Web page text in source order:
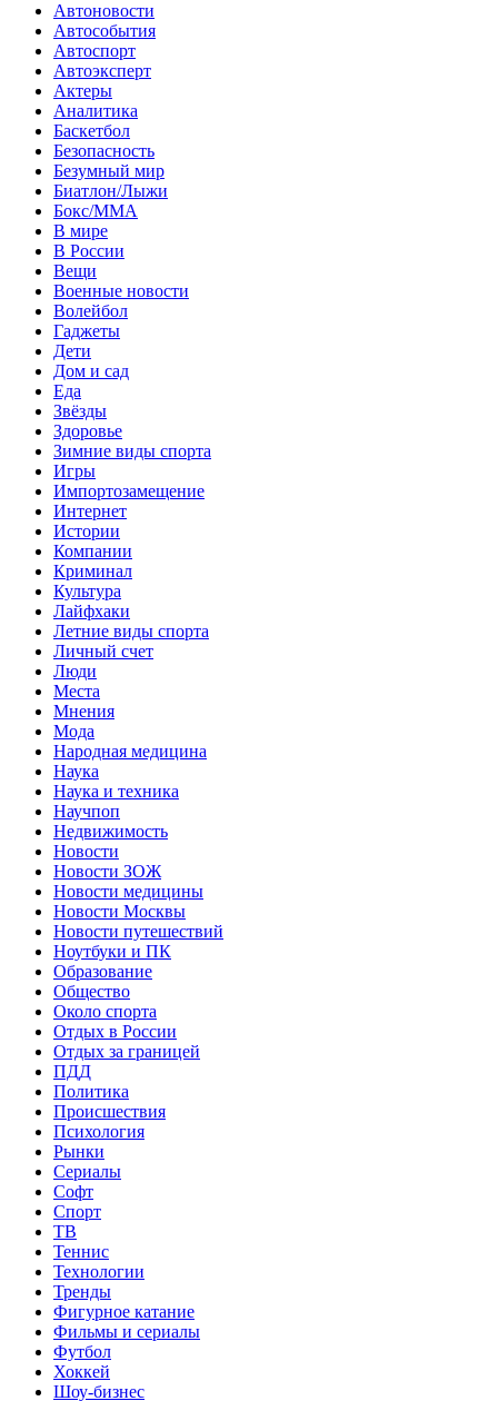
Автоновости
Автособытия
Автоспорт
Автоэксперт
Актеры
Аналитика
Баскетбол
Безопасность
Безумный мир
Биатлон/Лыжи
Бокс/MMA
В мире
В России
Вещи
Военные новости
Волейбол
Гаджеты
Дети
Дом и сад
Еда
Звёзды
Здоровье
Зимние виды спорта
Игры
Импортозамещение
Интернет
Истории
Компании
Криминал
Культура
Лайфхаки
Летние виды спорта
Личный счет
Люди
Места
Мнения
Мода
Народная медицина
Наука
Наука и техника
Научпоп
Недвижимость
Новости
Новости ЗОЖ
Новости медицины
Новости Москвы
Новости путешествий
Ноутбуки и ПК
Образование
Общество
Около спорта
Отдых в России
Отдых за границей
ПДД
Политика
Происшествия
Психология
Рынки
Сериалы
Софт
Спорт
ТВ
Теннис
Технологии
Тренды
Фигурное катание
Фильмы и сериалы
Футбол
Хоккей
Шоу-бизнес